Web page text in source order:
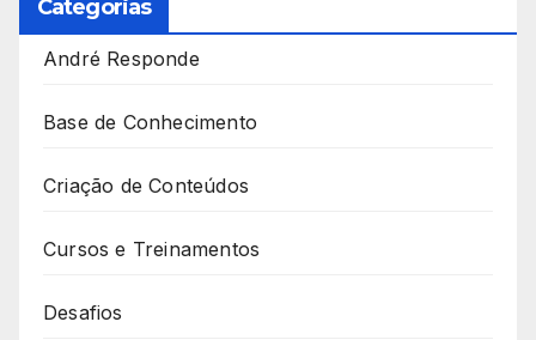
Categorias
André Responde
Base de Conhecimento
Criação de Conteúdos
Cursos e Treinamentos
Desafios